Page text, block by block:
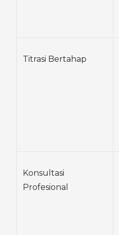
Titrasi Bertahap
Konsultasi
Profesional